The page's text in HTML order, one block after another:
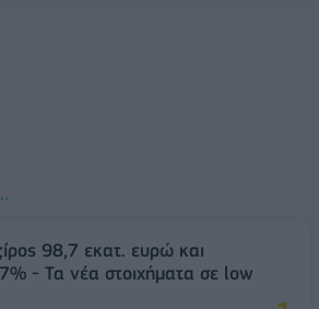
98,7 εκατ. ευρώ και
- Τα νέα στοιχήματα σε low